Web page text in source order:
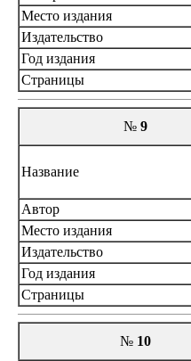
Место издания
Издательство
Год издания
Страницы
№ 9
Название
Автор
Место издания
Издательство
Год издания
Страницы
№ 10